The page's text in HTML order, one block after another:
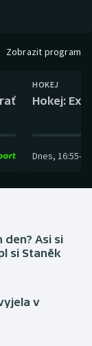
Zobrazit program
HOKEJ
Hokej:
Dnes, 16:55-
den? Asi si
si Staněk
v